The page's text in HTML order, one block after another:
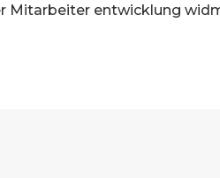
Mitarbeiter entwicklung